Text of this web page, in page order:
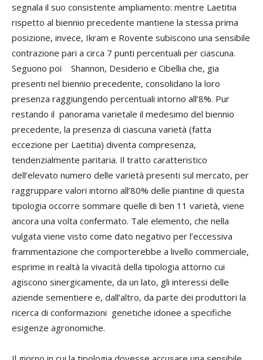
segnala il suo consistente ampliamento: mentre Laetitia
rispetto al biennio precedente mantiene la stessa prima
posizione, invece, Ikram e Rovente subiscono una sensibile
contrazione pari a circa 7 punti percentuali per ciascuna.
Seguono poi Shannon, Desiderio e Cibellia che, gia
presenti nel biennio precedente, consolidano la loro
presenza raggiungendo percentuali intorno all’8%. Pur
restando il panorama varietale il medesimo del biennio
precedente, la presenza di ciascuna varietà (fatta
eccezione per Laetitia) diventa compresenza,
tendenzialmente paritaria. Il tratto caratteristico
dell’elevato numero delle varietà presenti sul mercato, per
raggruppare valori intorno all’80% delle piantine di questa
tipologia occorre sommare quelle di ben 11 varietà, viene
ancora una volta confermato. Tale elemento, che nella
vulgata viene visto come dato negativo per l’eccessiva
frammentazione che comporterebbe a livello commerciale,
esprime in realtà la vivacità della tipologia attorno cui
agiscono sinergicamente, da un lato, gli interessi delle
aziende sementiere e, dall’altro, da parte dei produttori la
ricerca di conformazioni genetiche idonee a specifiche
esigenze agronomiche.